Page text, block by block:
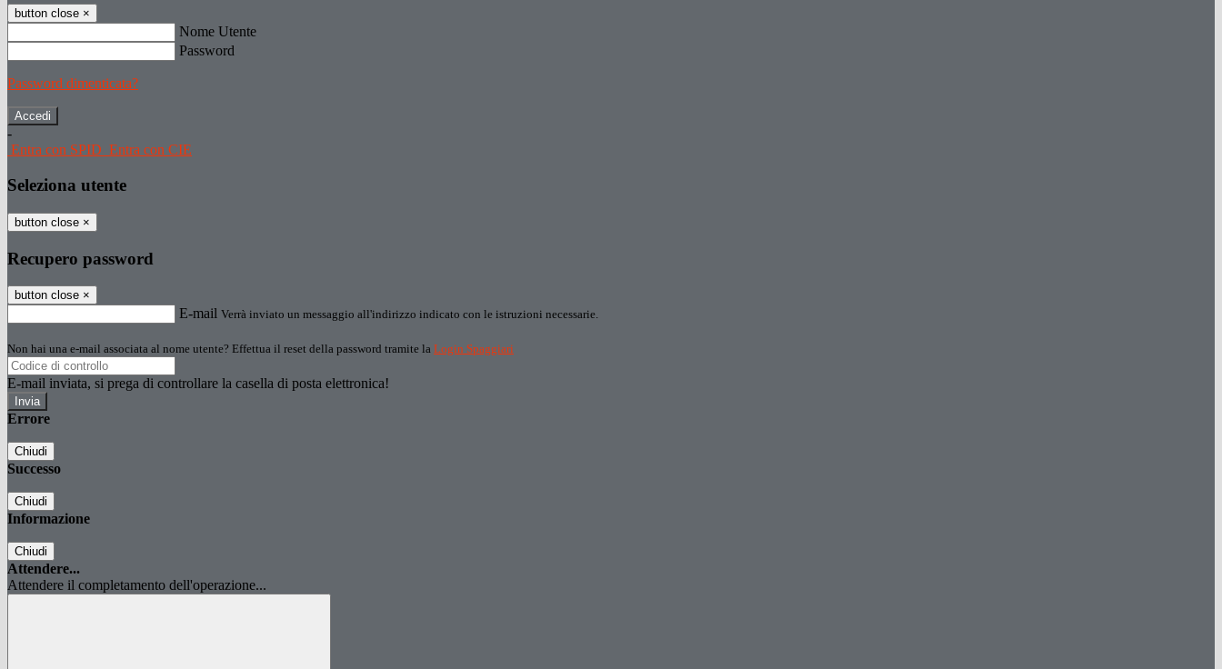
button close ×
Nome Utente
Password
Password dimenticata?
-
Entra con SPID Entra con CIE
Seleziona utente
button close ×
Recupero password
button close ×
E-mail Verrà inviato un messaggio all'indirizzo indicato con le istruzioni necessarie.
Non hai una e-mail associata al nome utente? Effettua il reset della password tramite la Login Spaggiari
E-mail inviata, si prega di controllare la casella di posta elettronica!
Errore
Chiudi
Successo
Chiudi
Informazione
Chiudi
Attendere...
Attendere il completamento dell'operazione...